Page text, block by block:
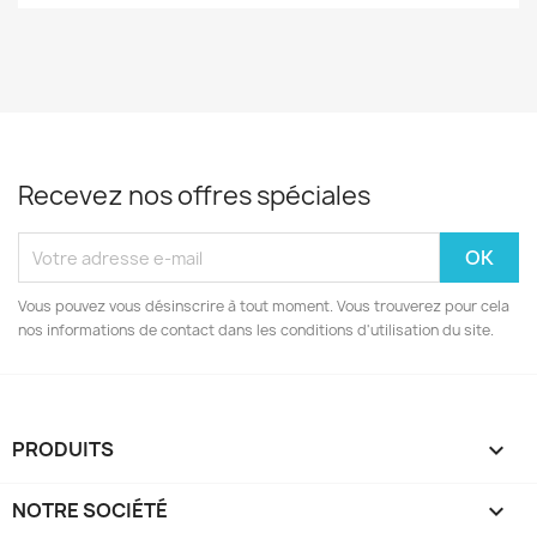
Recevez nos offres spéciales
Vous pouvez vous désinscrire à tout moment. Vous trouverez pour cela
nos informations de contact dans les conditions d'utilisation du site.
PRODUITS 
NOTRE SOCIÉTÉ 